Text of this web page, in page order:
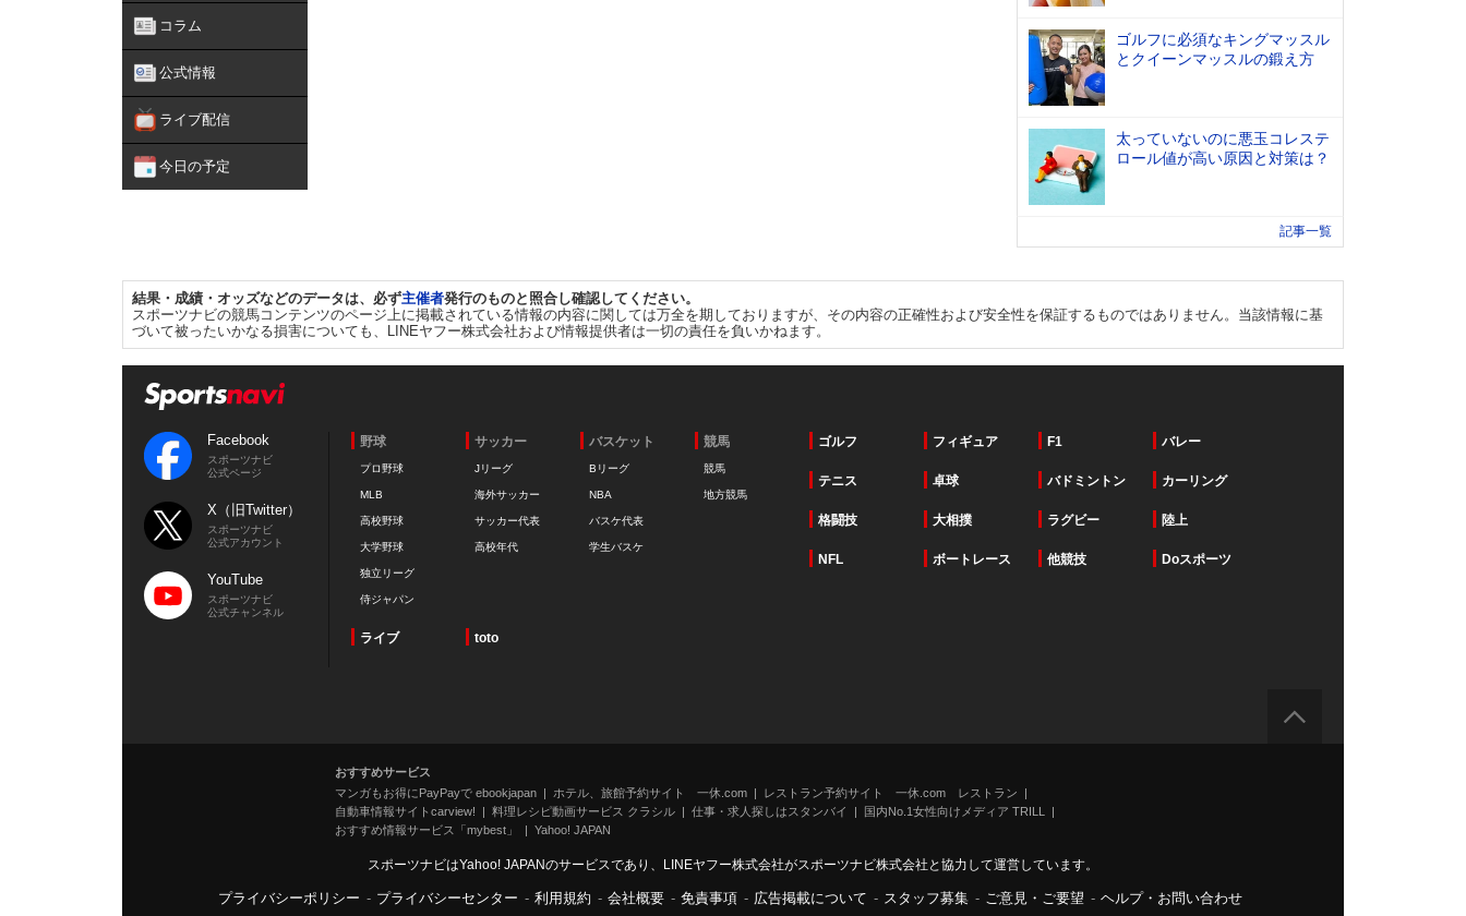
コラム
公式情報
ライブ配信
今日の予定
ゴルフに必須なキングマッスル
とクイーンマッスルの鍛え方
太っていないのに悪玉コレステ
ロール値が高い原因と対策は？
記事一覧
結果・成績・オッズなどのデータは、必ず主催者発行のものと照合し確認してください。
スポーツナビの競馬コンテンツのページ上に掲載されている情報の内容に関しては万全を期しておりますが、その内容の正確性および安全性を保証するものではありません。当該情報に基
づいて被ったいかなる損害についても、LINEヤフー株式会社および情報提供者は一切の責任を負いかねます。
Facebook
スポーツナビ
公式ページ
X（旧Twitter）
スポーツナビ
公式アカウント
YouTube
スポーツナビ
公式チャンネル
野球
プロ野球
MLB
高校野球
大学野球
独立リーグ
侍ジャパン
サッカー
Jリーグ
海外サッカー
サッカー代表
高校年代
バスケット
Bリーグ
NBA
バスケ代表
学生バスケ
競馬
競馬
地方競馬
ゴルフ フィギュア F1 バレー
テニス 卓球 バドミントン カーリング
格闘技 大相撲 ラグビー 陸上
NFL ボートレース 他競技 Doスポーツ
ライブ toto
おすすめサービス
マンガもお得にPayPayで ebookjapan
ホテル、旅館予約サイト 一休.com
レストラン予約サイト 一休.com レストラン
自動車情報サイトcarview!
料理レシピ動画サービス クラシル 仕事・求人探しはスタンバイ
国内No.1女性向けメディア TRILL
おすすめ情報サービス「mybest」
Yahoo! JAPAN
スポーツナビはYahoo! JAPANのサービスであり、LINEヤフー株式会社がスポーツナビ株式会社と協力して運営しています。
プライバシーポリシー - プライバシーセンター - 利用規約 - 会社概要 - 免責事項 - 広告掲載について - スタッフ募集 - ご意見・ご要望 - ヘルプ・お問い合わせ